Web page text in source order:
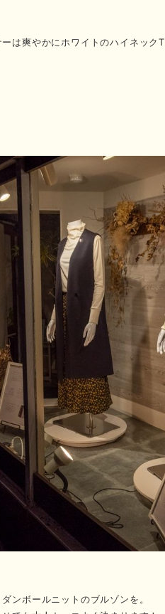
は爽やかにホワイトのハイネック
ンボールニットのブルゾンを。